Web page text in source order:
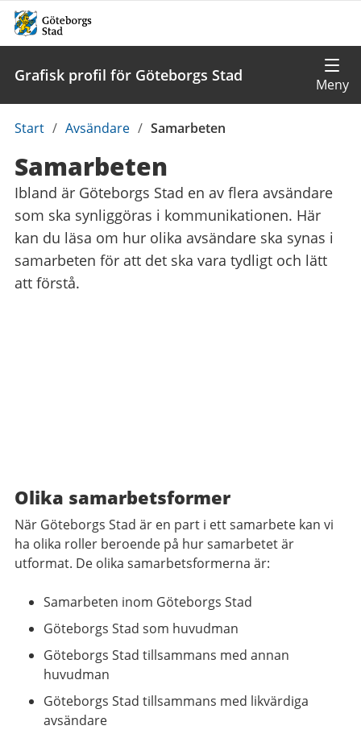
Grafisk profil för Göteborgs Stad
Du
här:
Start / Avsändare / Samarbeten
Samarbeten
Ibland är Göteborgs Stad en av flera avsändare
som ska synliggöras i kommunikationen. Här
kan du läsa om hur olika avsändare ska synas i
samarbeten för att det ska vara tydligt och lätt
att förstå.
Olika samarbetsformer
När Göteborgs Stad är en part i ett samarbete kan vi
ha olika roller beroende på hur samarbetet är
utformat. De olika samarbetsformerna är:
Samarbeten inom Göteborgs Stad
Göteborgs Stad som huvudman
Göteborgs Stad tillsammans med annan
huvudman
Göteborgs Stad tillsammans med likvärdiga
avsändare